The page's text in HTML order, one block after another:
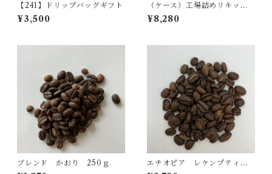
【241】ドリップバッグギフト
¥3,500
（ケース）工場詰めリキッド
アイスコーヒー 無糖
¥8,280
ブレンド かおり 250ｇ
エチオピア レケンプティ 5
00ｇ